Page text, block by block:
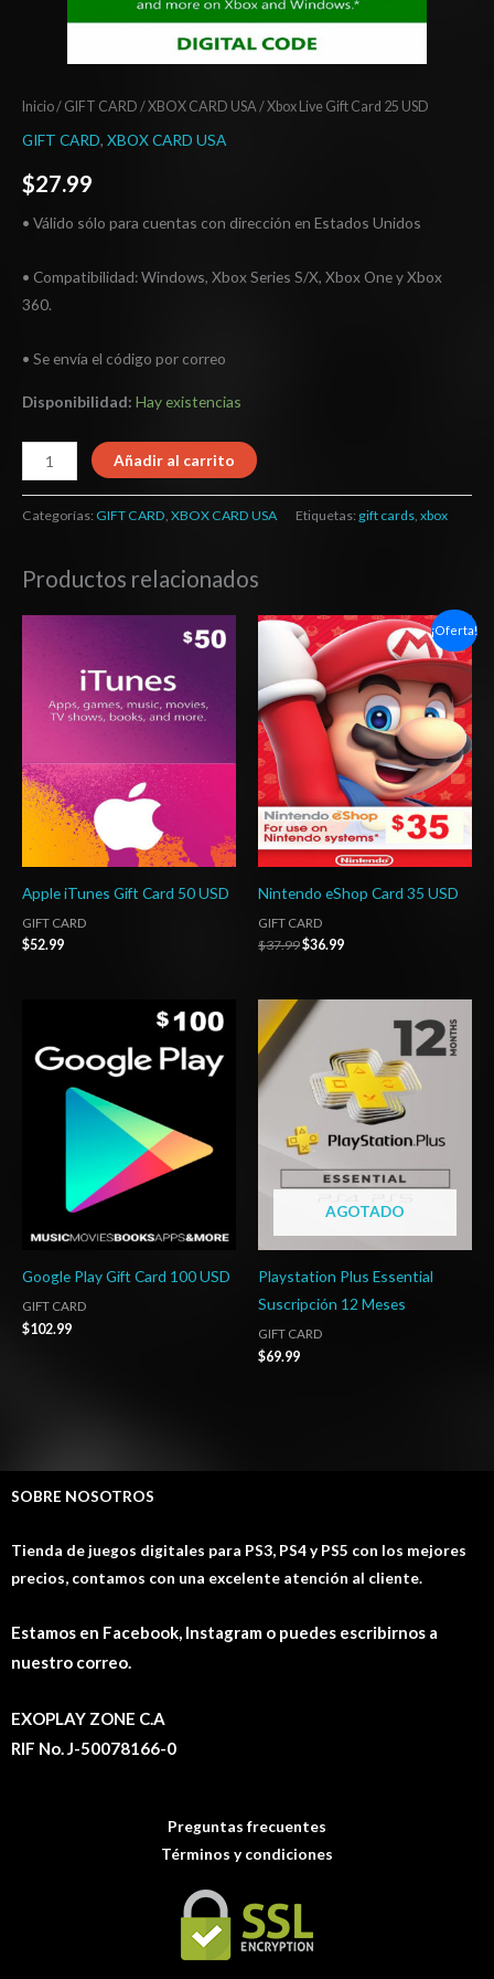
Inicio/ GIFT CARD /XBOX CARD USA / Xbox Live Gift Card 25 USD
GIFT CARD, XBOX CARD USA
$27.99
• Válido sólo para cuentas con dirección en Estados Unidos
• Compatibilidad: Windows, Xbox Series S/X, Xbox One y Xbox
360.
• Se envía el código por correo
Disponibilidad: Hay existencias
Añadir al carrito
Categorías: GIFT CARD XBOX CARD USA Etiquetas: gift cards xbox
Productos relacionados
Apple iTunes Gift Card 50 USD
GIFT CARD
$52.99
¡Oferta!
Nintendo eShop Card 35 USD
GIFT CARD
$37.99
El
precio
original
era:
$37.99.
$36.99
El
precio
actual
es:
$36.99.
Google Play Gift Card 100 USD
GIFT CARD
$102.99
AGOTADO
Playstation Plus Essential
Suscripción 12 Meses
GIFT CARD
$69.99
SOBRE NOSOTROS
Tienda de juegos digitales para PS3, PS4 y PS5 con los mejores
precios, contamos con una excelente atención al cliente.
Estamos en Facebook, Instagram o puedes escribirnos a
nuestro correo.
EXOPLAY ZONE C.A
RIF No. J-50078166-0
Preguntas frecuentes
Términos y condiciones